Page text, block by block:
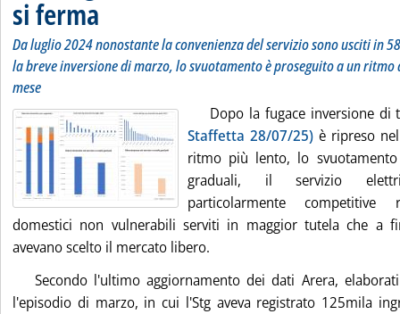
si ferma
Da luglio 2024 nonostante la convenienza del servizio sono usciti in
la breve inversione di marzo, lo svuotamento è proseguito a un
mese
Dopo la fugace inversione
Staffetta 28/07/25)è ripreso
ritmo più lento, lo
graduali, il servizio
particolarmente
domestici non vulnerabili serviti in maggior tutela che a
avevano scelto il mercato libero.
Secondo l'ultimo aggiornamento dei dati Arera,
l'episodio di marzo, in cui l'Stg aveva registrato 125mila